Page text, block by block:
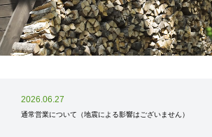
2026.06.27
通常営業について（地震による影響はございません）